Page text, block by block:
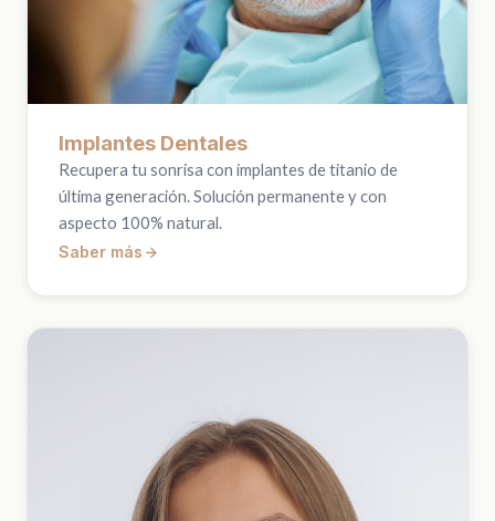
Implantes Dentales
Recupera tu sonrisa con implantes de titanio de
última generación. Solución permanente y con
aspecto 100% natural.
Saber más